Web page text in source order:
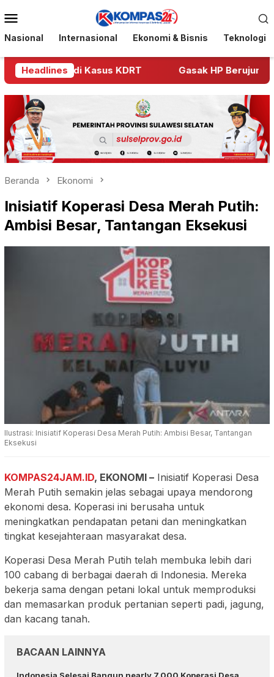
ke
kontenMobile
Nasional Internasional Ekonomi & Bisnis Teknologi
Headlines
di Kasus KDRT Gasak HP Berujung Jeruji
Beranda Ekonomi
Inisiatif Koperasi Desa Merah Putih:
Ambisi Besar, Tantangan Eksekusi
Ilustrasi: Inisiatif Koperasi Desa Merah Putih: Ambisi Besar, Tantangan
Eksekusi
KOMPAS24JAM.ID, EKONOMI – Inisiatif Koperasi Desa
Merah Putih semakin jelas sebagai upaya mendorong
ekonomi desa. Koperasi ini berusaha untuk
meningkatkan pendapatan petani dan meningkatkan
tingkat kesejahteraan masyarakat desa.
Koperasi Desa Merah Putih telah membuka lebih dari
100 cabang di berbagai daerah di Indonesia. Mereka
bekerja sama dengan petani lokal untuk memproduksi
dan memasarkan produk pertanian seperti padi, jagung,
dan kacang tanah.
BACAAN LAINNYA
Indonesia Selesai Bangun nearly 7.000 Koperasi Desa